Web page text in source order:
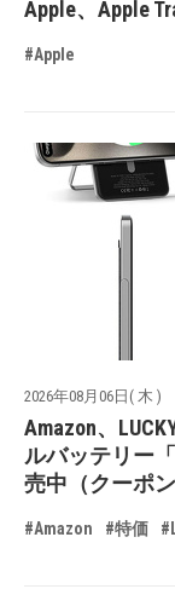
Apple、Apple
#Apple
2026年08月06日( 木 )
Amazon、
ルバッテリー「
売中（クーポン
#Amazon #特価